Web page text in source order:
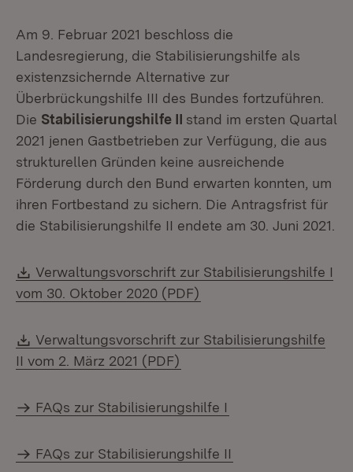
Am 9. Februar 2021 beschloss die
Landesregierung, die Stabilisierungshilfe als
existenzsichernde Alternative zur
Überbrückungshilfe III des Bundes fortzuführen.
Die Stabilisierungshilfe II stand im ersten Quartal
2021 jenen Gastbetrieben zur Verfügung, die aus
strukturellen Gründen keine ausreichende
Förderung durch den Bund erwarten konnten, um
ihren Fortbestand zu sichern. Die Antragsfrist für
die Stabilisierungshilfe II endete am 30. Juni 2021.
Download:
Verwaltungsvorschrift zur Stabilisierungshilfe I
vom 30. Oktober 2020 (PDF)
Download:
Verwaltungsvorschrift zur Stabilisierungshilfe
II vom 2. März 2021 (PDF)
FAQs zur Stabilisierungshilfe I
FAQs zur Stabilisierungshilfe II